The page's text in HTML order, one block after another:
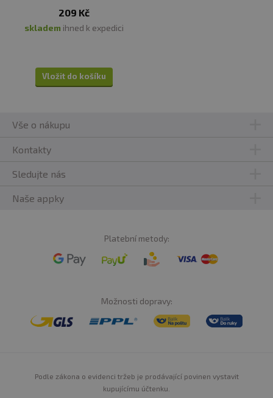
209 Kč
skladem ihned k expedici
Vložit do košíku
Vše o nákupu
Kontakty
Sledujte nás
Naše appky
Platební metody:
Možnosti dopravy:
Podle zákona o evidenci tržeb je prodávající povinen vystavit
kupujícímu účtenku.